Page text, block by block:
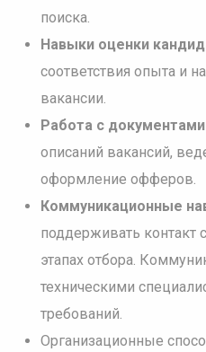
поиска.
Навыки оценки
соответствия опыта и
вакансии.
Работа с
описаний вакансий,
оформление офферов.
Коммуникационные
поддерживать контакт
этапах отбора.
техническими
требований.
Организационные